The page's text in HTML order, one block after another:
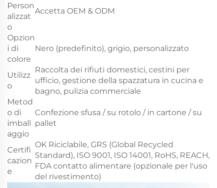
Person
alizzat
o
Accetta OEM & ODM
Opzion
i di
colore
Nero (predefinito), grigio, personalizzato
Utilizz
o
Raccolta dei rifiuti domestici, cestini per
ufficio, gestione della spazzatura in cucina e
bagno, pulizia commerciale
Metod
o di
imball
aggio
Confezione sfusa / su rotolo / in cartone / su
pallet
Certifi
cazion
e
OK Riciclabile, GRS (Global Recycled
Standard), ISO 9001, ISO 14001, RoHS, REACH,
FDA contatto alimentare (opzionale per l'uso
del rivestimento)